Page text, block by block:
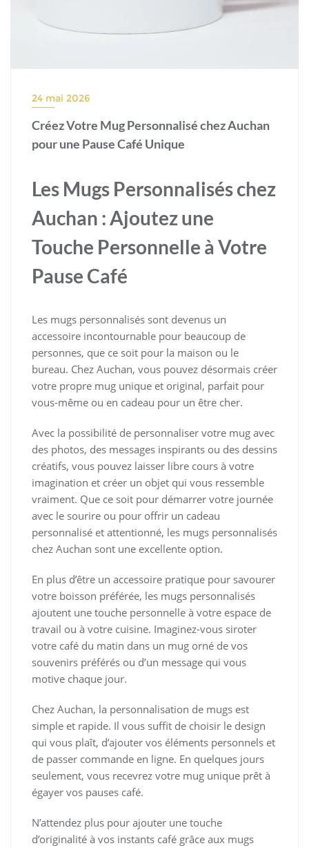
24 mai 2026
Créez Votre Mug Personnalisé chez Auchan
pour une Pause Café Unique
Les Mugs Personnalisés chez
Auchan : Ajoutez une
Touche Personnelle à Votre
Pause Café
Les mugs personnalisés sont devenus un
accessoire incontournable pour beaucoup de
personnes, que ce soit pour la maison ou le
bureau. Chez Auchan, vous pouvez désormais créer
votre propre mug unique et original, parfait pour
vous-même ou en cadeau pour un être cher.
Avec la possibilité de personnaliser votre mug avec
des photos, des messages inspirants ou des dessins
créatifs, vous pouvez laisser libre cours à votre
imagination et créer un objet qui vous ressemble
vraiment. Que ce soit pour démarrer votre journée
avec le sourire ou pour offrir un cadeau
personnalisé et attentionné, les mugs personnalisés
chez Auchan sont une excellente option.
En plus d’être un accessoire pratique pour savourer
votre boisson préférée, les mugs personnalisés
ajoutent une touche personnelle à votre espace de
travail ou à votre cuisine. Imaginez-vous siroter
votre café du matin dans un mug orné de vos
souvenirs préférés ou d’un message qui vous
motive chaque jour.
Chez Auchan, la personnalisation de mugs est
simple et rapide. Il vous suffit de choisir le design
qui vous plaît, d’ajouter vos éléments personnels et
de passer commande en ligne. En quelques jours
seulement, vous recevrez votre mug unique prêt à
égayer vos pauses café.
N’attendez plus pour ajouter une touche
d’originalité à vos instants café grâce aux mugs